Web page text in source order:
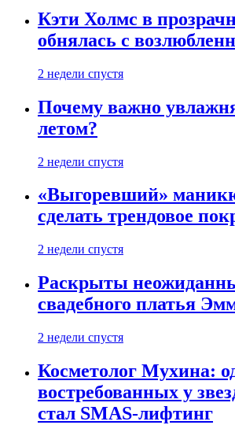
Кэти Холмс в
обнялась с
2 недели спустя
Почему важно
летом?
2 недели спустя
«Выгоревший»
сделать трендовое
2 недели спустя
Раскрыты
свадебного платья
2 недели спустя
Косметолог Мухина:
востребованных у
стал SMAS-лифтинг